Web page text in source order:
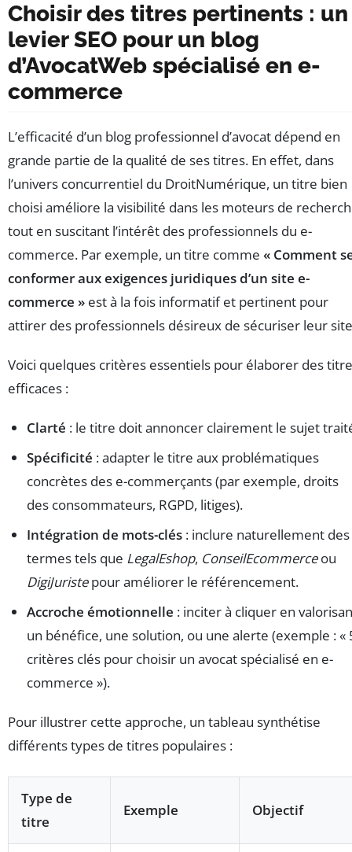
Choisir des titres pertinents : un
levier SEO pour un blog
d’AvocatWeb spécialisé en e-
commerce
L’efficacité d’un blog professionnel d’avocat dépend en
grande partie de la qualité de ses titres. En effet, dans
l’univers concurrentiel du DroitNumérique, un titre bien
choisi améliore la visibilité dans les moteurs de
tout en suscitant l’intérêt des professionnels du e-
commerce. Par exemple, un titre comme « Comment
conformer aux exigences juridiques d’un site e-
commerce » est à la fois informatif et pertinent pour
attirer des professionnels désireux de sécuriser leur
Voici quelques critères essentiels pour élaborer des
efficaces :
Clarté : le titre doit annoncer clairement le sujet
Spécificité : adapter le titre aux problématiques
concrètes des e-commerçants (par exemple, droits
des consommateurs, RGPD, litiges).
Intégration de mots-clés : inclure naturellement des
termes tels que LegalEshop, ConseilEcommerceou
DigiJuristepour améliorer le référencement.
Accroche émotionnelle : inciter à cliquer en
un bénéfice, une solution, ou une alerte (exemple : «
critères clés pour choisir un avocat spécialisé en e-
commerce »).
Pour illustrer cette approche, un tableau synthétise
différents types de titres populaires :
Type de
titre
Exemple Objectif